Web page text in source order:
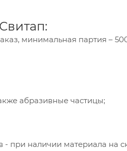
минимальная партия –
абразивные частицы;
- при наличии материала на
обрабатывает
Яндекс
сайта и